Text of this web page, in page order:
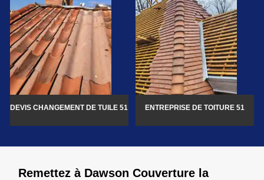
DEVIS CHANGEMENT DE TUILE 51 ENTREPRISE DE TOITURE 51
Remettez à Dawson Couverture la